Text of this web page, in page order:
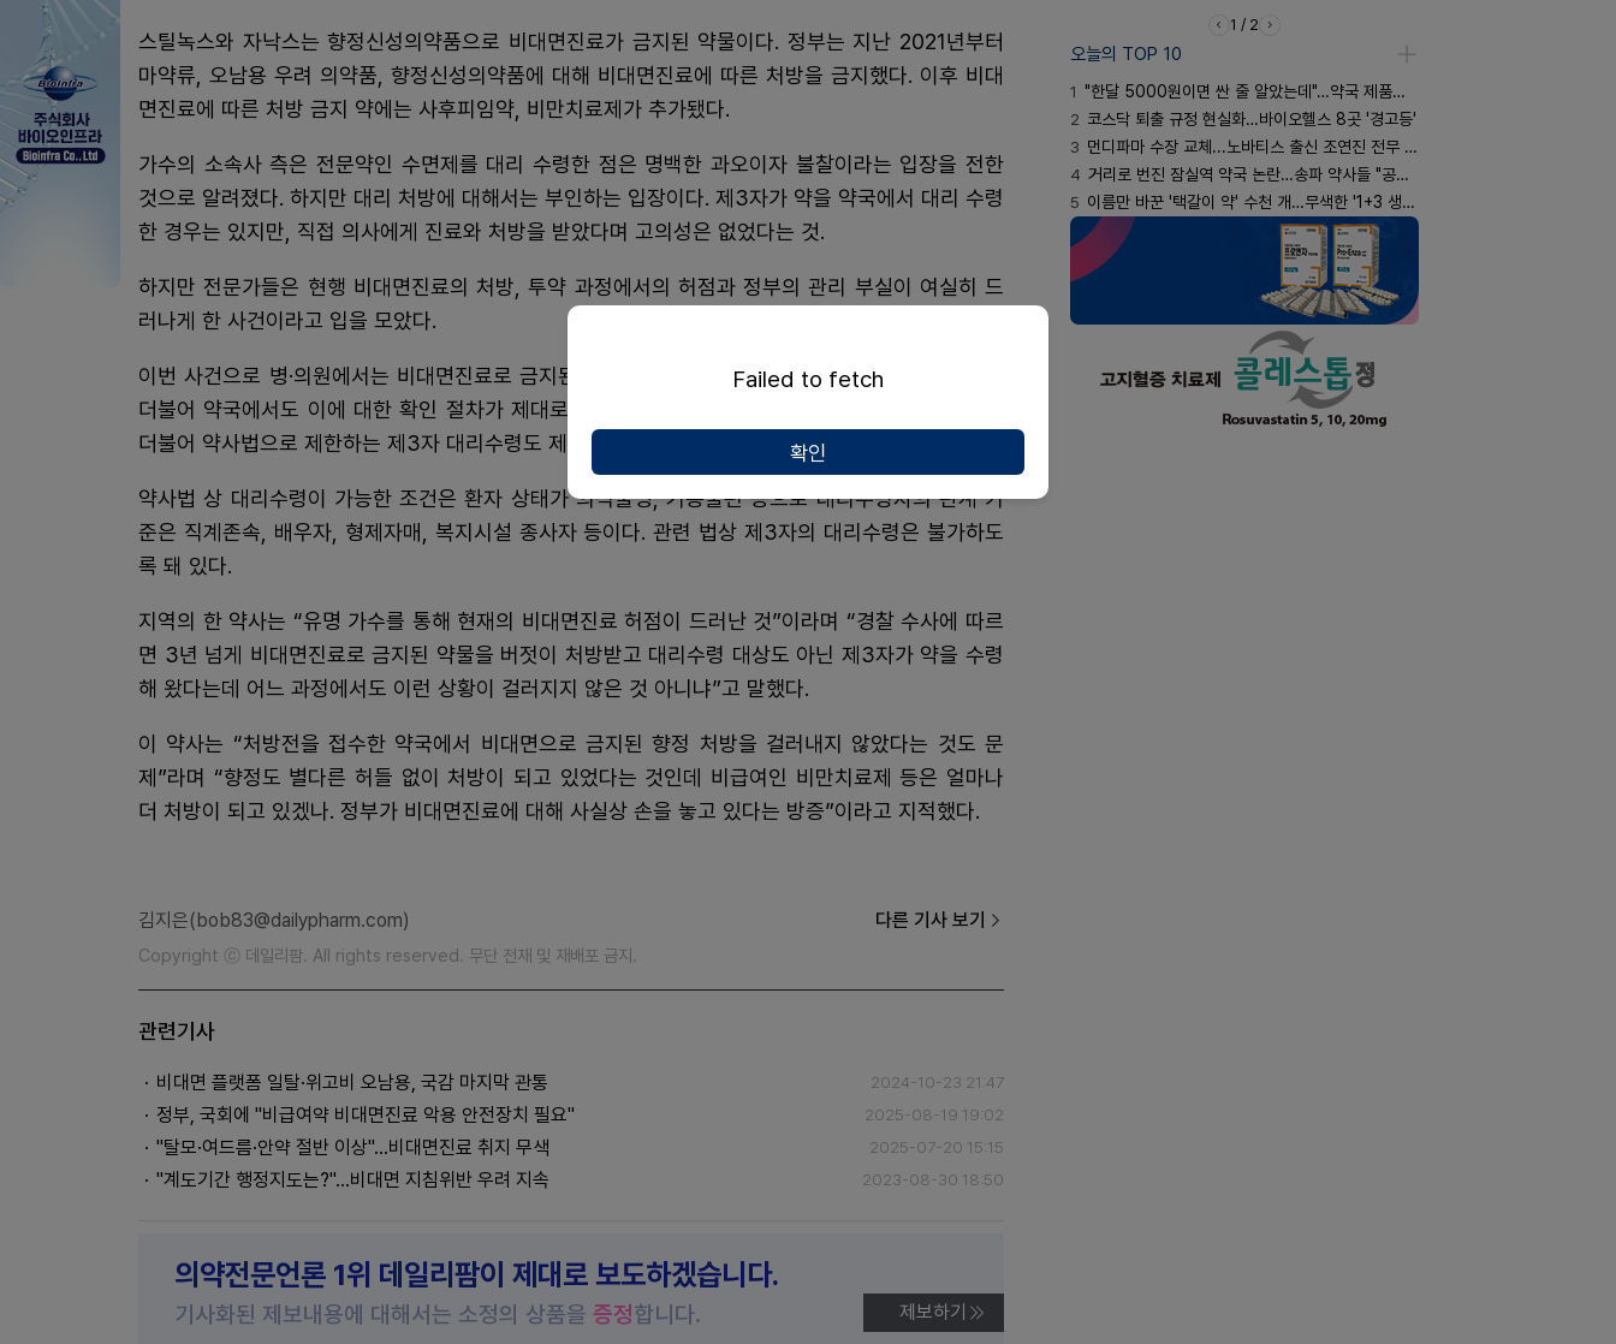
스틸녹스와 자낙스는 향정신성의약품으로 비대면진료가 금지된 약물이다. 정부는 지난 2021년부터
마약류, 오남용 우려 의약품, 향정신성의약품에 대해 비대면진료에 따른 처방을 금지했다. 이후 비대
면진료에 따른 처방 금지 약에는 사후피임약, 비만치료제가 추가됐다.
가수의 소속사 측은 전문약인 수면제를 대리 수령한 점은 명백한 과오이자 불찰이라는 입장을 전한
것으로 알려졌다. 하지만 대리 처방에 대해서는 부인하는 입장이다. 제3자가 약을 약국에서 대리 수령
한 경우는 있지만, 직접 의사에게 진료와 처방을 받았다며 고의성은 없었다는 것.
하지만 전문가들은 현행 비대면진료의 처방, 투약 과정에서의 허점과 정부의 관리 부실이 여실히 드
러나게 한 사건이라고 입을 모았다.
이번 사건으로 병·의원에서는 비대면진료로 금지된 약물이 별다른 제한 없이 처방 되고 있다는 점과
더불어 약국에서도 이에 대한 확인 절차가 제대로 지켜지지 않고 있다는 사실이 확인됐기 때문이다.
더불어 약사법으로 제한하는 제3자 대리수령도 제제 없이 이어진 셈이다.
약사법 상 대리수령이 가능한 조건은 환자 상태가 의식불명, 거동불편 등으로 대리수령자의 관계 기
준은 직계존속, 배우자, 형제자매, 복지시설 종사자 등이다. 관련 법상 제3자의 대리수령은 불가하도
록 돼 있다.
지역의 한 약사는 “유명 가수를 통해 현재의 비대면진료 허점이 드러난 것”이라며 “경찰 수사에 따르
면 3년 넘게 비대면진료로 금지된 약물을 버젓이 처방받고 대리수령 대상도 아닌 제3자가 약을 수령
해 왔다는데 어느 과정에서도 이런 상황이 걸러지지 않은 것 아니냐”고 말했다.
이 약사는 “처방전을 접수한 약국에서 비대면으로 금지된 향정 처방을 걸러내지 않았다는 것도 문
제”라며 “향정도 별다른 허들 없이 처방이 되고 있었다는 것인데 비급여인 비만치료제 등은 얼마나
더 처방이 되고 있겠나. 정부가 비대면진료에 대해 사실상 손을 놓고 있다는 방증”이라고 지적했다.
김지은(bob83@dailypharm.com) 다른 기사 보기
Copyright ⓒ 데일리팜. All rights reserved. 무단 전재 및 재배포 금지.
관련기사
비대면 플랫폼 일탈·위고비 오남용, 국감 마지막 관통 2024-10-23 21:47
정부, 국회에 "비급여약 비대면진료 악용 안전장치 필요" 2025-08-19 19:02
"탈모·여드름·안약 절반 이상"…비대면진료 취지 무색 2025-07-20 15:15
"계도기간 행정지도는?"…비대면 지침위반 우려 지속 2023-08-30 18:50
의약전문언론 1위 데일리팜이 제대로 보도하겠습니다.
기사화된 제보내용에 대해서는 소정의 상품을 증정합니다. 제보하기
1 / 2
오늘의 TOP 10
1 "한달 5000원이면 싼 줄 알았는데"…약국 제품과 비교해보니
2 코스닥 퇴출 규정 현실화…바이오헬스 8곳 '경고등'
3 먼디파마 수장 교체...노바티스 출신 조연진 전무 내정
4 거리로 번진 잠실역 약국 논란…송파 약사들 "공공성 훼손"
5 이름만 바꾼 '택갈이 약' 수천 개…무색한 '1+3 생동'
Failed to fetch
확인